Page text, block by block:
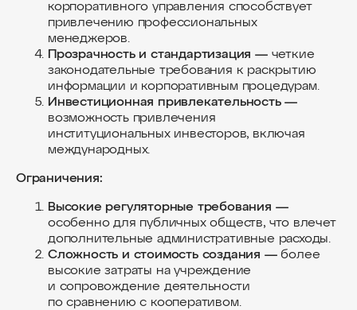
корпоративного управления способствует
привлечению профессиональных
менеджеров.
Прозрачность и стандартизация —четкие
законодательные требования к раскрытию
информации и корпоративным процедурам.
Инвестиционная привлекательность —
возможность привлечения
институциональных инвесторов, включая
международных.
Ограничения:
Высокие регуляторные требования —
особенно для публичных обществ, что влечет
дополнительные административные расходы.
Сложность и стоимость создания —более
высокие затраты на учреждение
и сопровождение деятельности
по сравнению с кооперативом.